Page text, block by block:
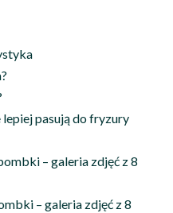
lepiej pasują do fryzury
– galeria zdjęć z 8
– galeria zdjęć z 8